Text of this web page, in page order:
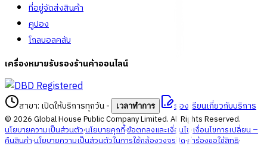
ที่อยู่จัดส่งสินค้า
คูปอง
โกลบอลคลับ
เครื่องหมายรับรองร้านค้าออนไลน์
สาขา: เปิดให้บริการทุกวัน- เวลาทำการ ร้องเรียนเกี่ยวกับบริการ
© 2026Global House Public Company Limited. All Rights Reserved.
นโยบายความเป็นส่วนตัว·นโยบายคุกกี้·ข้อตกลงและเงื่อนไข·เงื่อนไขการเปลี่ยน –
คืนสินค้า·นโยบายความเป็นส่วนตัวในการใช้กล้องวงจรปิด·คำร้องขอใช้สิทธิ·